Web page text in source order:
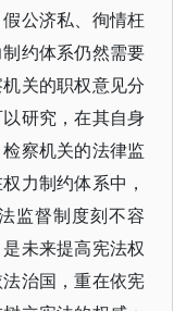
公济私、徇情枉
约体系仍然需要
关的职权意见分
研究，在其自身
察机关的法律监
力制约体系中，
监督制度刻不容
未来提高宪法权
治国，重在依宪